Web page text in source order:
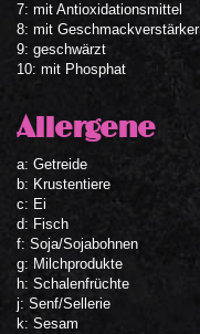
7: mit Antioxidationsmittel
8: mit Geschmackverstärker
9: geschwärzt
10: mit Phosphat
Allergene
a: Getreide
b: Krustentiere
c: Ei
d: Fisch
f: Soja/Sojabohnen
g: Milchprodukte
h: Schalenfrüchte
j: Senf/Sellerie
k: Sesam